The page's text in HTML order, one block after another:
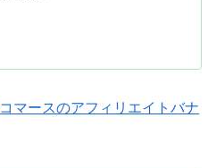
マースのアフィリエイトバナ